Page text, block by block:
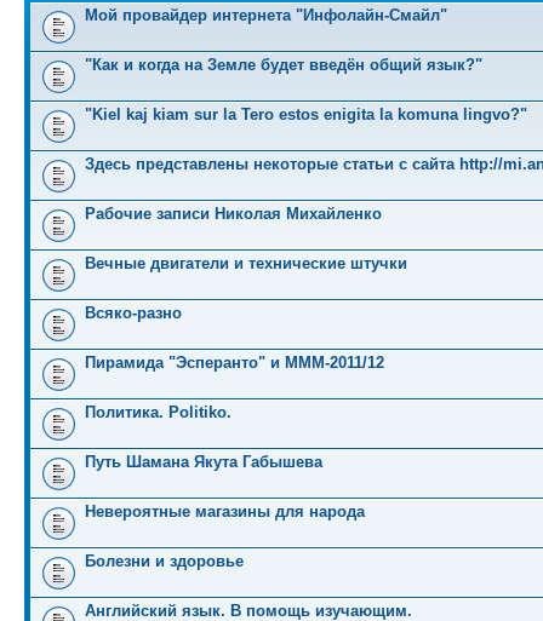
Мой провайдер интернета "Инфолайн-Смайл"
"Как и когда на Земле будет введён общий язык?"
"Kiel kaj kiam sur la Tero estos enigita la komuna lingvo?"
Здесь представлены некоторые статьи с сайта http://
Рабочие записи Николая Михайленко
Вечные двигатели и технические штучки
Всяко-разно
Пирамида "Эсперанто" и MMM-2011/12
Политика. Politiko.
Путь Шамана Якута Габышева
Невероятные магазины для народа
Болезни и здоровье
Английский язык. В помощь изучающим.